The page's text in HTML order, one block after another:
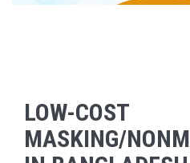
LOW-COST
MASKING/